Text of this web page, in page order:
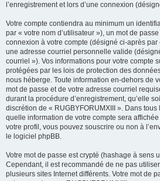
l’enregistrement et lors d’une connexion
Votre compte contiendra au minimum un
par « votre nom d’utilisateur »), un mot de
connexion à votre compte (désigné ci-après par
une adresse courriel personnelle valide
courriel »). Vos informations pour votre compte
protégées par les lois de protection des
nous héberge. Toute information en-dehors de
mot de passe et de votre adresse courriel
durant la procédure d’enregistrement, qu’elle
discrétion de « RUGBYFORUMXIII ». Dans
quelle information de votre compte sera
votre profil, vous pouvez souscrire ou non à
le logiciel phpBB.
Votre mot de passe est crypté (hashage à sens
Cependant, il est recommandé de ne pas
plusieurs sites Internet différents. Votre mot de